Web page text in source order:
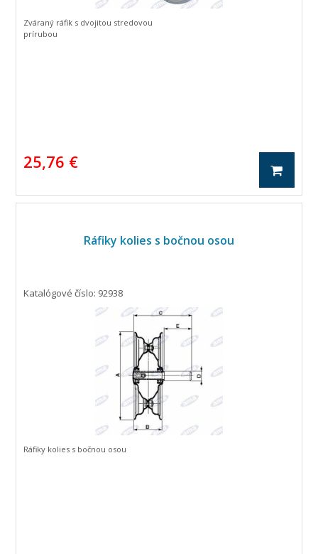
25,76 €
Zváraný ráfik s dvojitou stredovou
prírubou
Ráfiky kolies s bočnou osou
Katalógové číslo: 92938
Ráfiky kolies s bočnou osou